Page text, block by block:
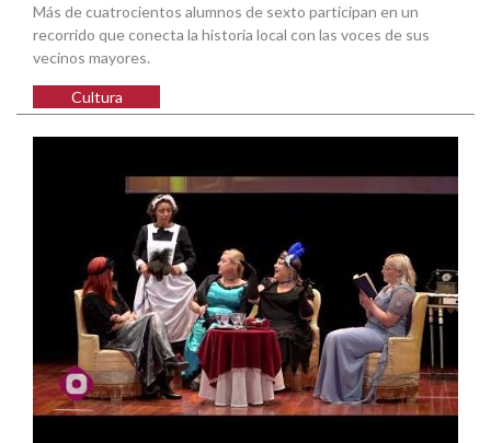
Más de cuatrocientos alumnos de sexto participan en un
recorrido que conecta la historia local con las voces de sus
vecinos mayores.
Cultura